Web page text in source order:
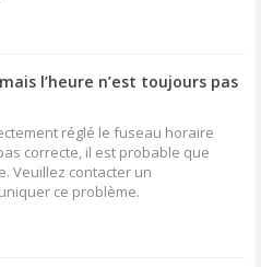
l’heure n’est toujours pas
réglé le fuseau horaire
correcte, il est probable que
Veuillez contacter un
ce problème.